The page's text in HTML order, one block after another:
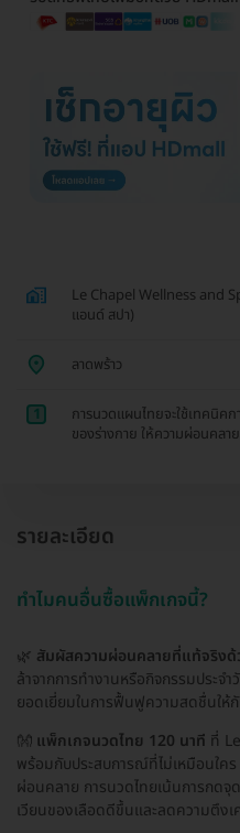
Le Chapel Wellness and
แอนด์ สปา)
ลาดพร้าว
1
การนวดแผนไทยจะใช้เทคนิค
ของร่างกาย ให้ความผ่อนคลาย
รายละเอียด
ทำไมคนอื่นซื้อแพ็กเกจนี้?
🌿 สัมผัสความผ่อนคลายที่แท้จริงด้
ล้าจากการทำงานหรือกิจกรรมประจ
ยอดเยี่ยมในการฟื้นฟูความสดชื่นให้
👐 แพ็กเกจนวดไทย 120 นาที ที่
พร้อมกับประสบการณ์ที่ไม่เหมือนใค
ผ่อนคลาย การนวดไทยเน้นการกดจุ
เวียนของเลือดดีขึ้นและลดความตึงเ